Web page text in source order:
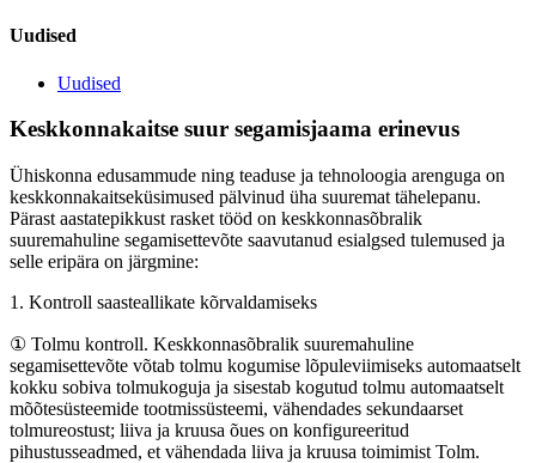
Uudised
Uudised
Keskkonnakaitse suur segamisjaama erinevus
Ühiskonna edusammude ning teaduse ja tehnoloogia arenguga on
keskkonnakaitseküsimused pälvinud üha suuremat tähelepanu.
Pärast aastatepikkust rasket tööd on keskkonnasõbralik
suuremahuline segamisettevõte saavutanud esialgsed tulemused ja
selle eripära on järgmine:
1. Kontroll saasteallikate kõrvaldamiseks
① Tolmu kontroll. Keskkonnasõbralik suuremahuline
segamisettevõte võtab tolmu kogumise lõpuleviimiseks automaatselt
kokku sobiva tolmukoguja ja sisestab kogutud tolmu automaatselt
mõõtesüsteemide tootmissüsteemi, vähendades sekundaarset
tolmureostust; liiva ja kruusa õues on konfigureeritud
pihustusseadmed, et vähendada liiva ja kruusa toimimist Tolm.